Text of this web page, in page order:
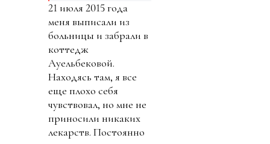
21 июля 2015 года
меня выписали из
больницы и забрали в
коттедж
Ауельбековой.
Находясь там, я все
еще плохо себя
чувствовал, но мне не
приносили никаких
лекарств. Постоянно